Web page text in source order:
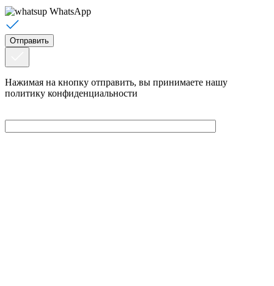
WhatsApp
Нажимая на кнопку отправить, вы принимаете нашу
политику конфиденциальности